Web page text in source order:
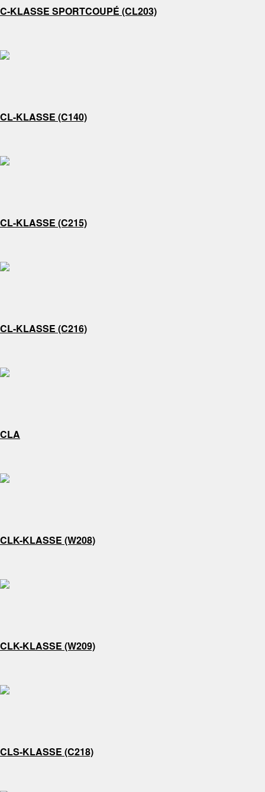
C-KLASSE SPORTCOUPÉ (CL203)
CL-KLASSE (C140)
CL-KLASSE (C215)
CL-KLASSE (C216)
CLA
CLK-KLASSE (W208)
CLK-KLASSE (W209)
CLS-KLASSE (C218)